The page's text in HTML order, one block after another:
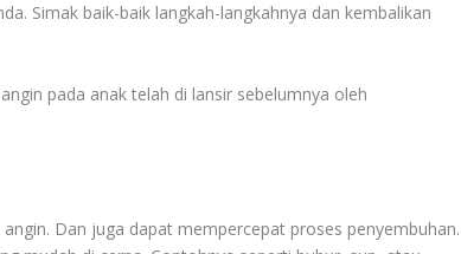
Simak baik-baik langkah-langkahnya dan kembalikan
pada anak telah di lansir sebelumnya oleh
Dan juga dapat mempercepat proses penyembuhan.